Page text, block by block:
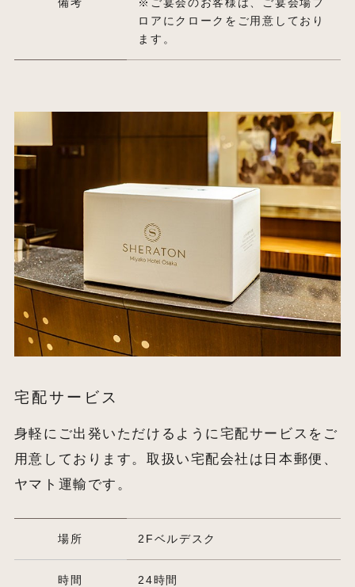
ロアにクロークをご用意しており
ます。
宅配サービス
身軽にご出発いただけるように宅配サービスをご
用意しております。取扱い宅配会社は日本郵便、
ヤマト運輸です。
場所 2Fベルデスク
時間 24時間